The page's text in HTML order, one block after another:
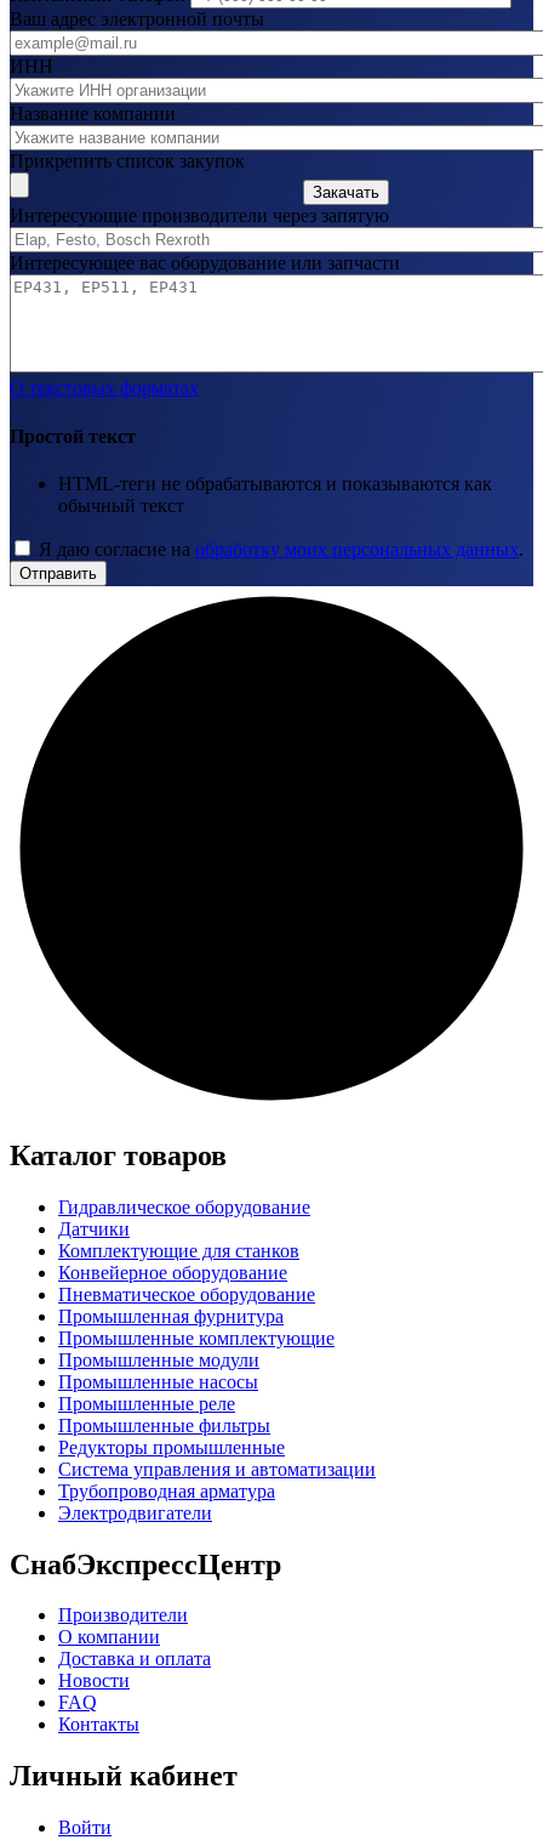
Ваш адрес электронной почты
ИНН
Название компании
Прикрепить список закупок
Закачать
Интересующие производители через запятую
Интересующее вас оборудование или запчасти
О текстовых форматах
Простой текст
HTML-теги не обрабатываются и показываются как
обычный текст
Я даю согласие на обработку моих персональных данных.
Отправить
Каталог товаров
Гидравлическое оборудование
Датчики
Комплектующие для станков
Конвейерное оборудование
Пневматическое оборудование
Промышленная фурнитура
Промышленные комплектующие
Промышленные модули
Промышленные насосы
Промышленные реле
Промышленные фильтры
Редукторы промышленные
Система управления и автоматизации
Трубопроводная арматура
Электродвигатели
СнабЭкспрессЦентр
Производители
О компании
Доставка и оплата
Новости
FAQ
Контакты
Личный кабинет
Войти